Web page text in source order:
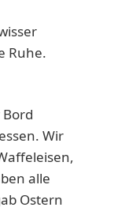
Ruhe.
Wir
alle
Ostern